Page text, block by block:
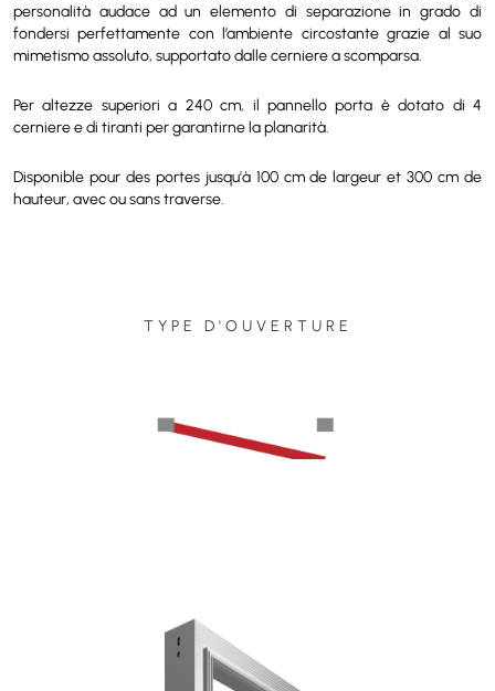
personalità audace ad un elemento di separazione in grado di
fondersi perfettamente con l’ambiente circostante grazie al suo
mimetismo assoluto, supportato dalle cerniere a scomparsa.
Per altezze superiori a 240 cm, il pannello porta è dotato di 4
cerniere e di tiranti per garantirne la planarità.
Disponible pour des portes jusqu'à 100 cm de largeur et 300 cm de
hauteur, avec ou sans traverse.
TYPE D'OUVERTURE